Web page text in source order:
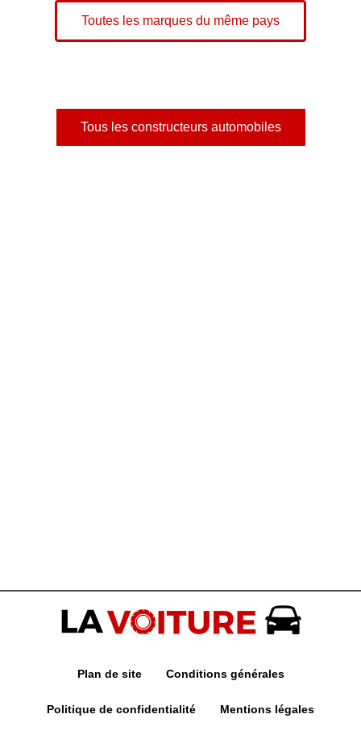
Toutes les marques du même pays
Tous les constructeurs automobiles
Plan de site Conditions générales
Politique de confidentialité Mentions légales